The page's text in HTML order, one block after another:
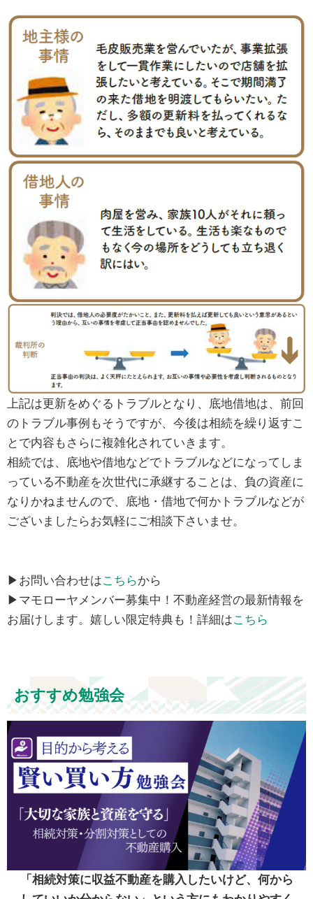
上記は更新をめぐるトラブルとなり、底地借地は、前回
のトラブル事例もそうですが、今後は相続を繰り返すこ
とで内容もさらに複雑化されていきます。
相続では、底地や借地などでトラブルなどになってしま
っている不動産を次世代に承継することは、負の資産に
なりかねませんので、底地・借地で何かトラブルなどが
ございましたらお気軽にご相談下さいませ。
▶お問い合わせはこちらから
▶マモローヤメンバー募集中！不動産経営の最新情報を
お届けします。嬉しい限定特典も！詳細はこちら
おすすめ勉強会
「相続対策に収益不動産を購入したいけど、何から